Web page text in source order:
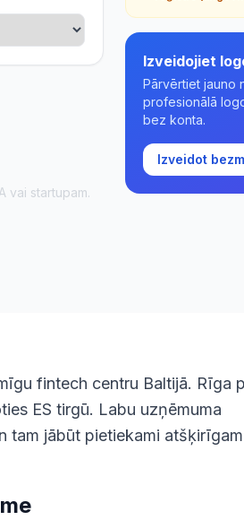
vai startupam.
Izveidojiet
Pārvērtiet jauno
profesionālā
bez konta.
Izveidot
fintech centru Baltijā. Rīga
ES tirgū. Labu uzņēmuma
tam jābūt pietiekami